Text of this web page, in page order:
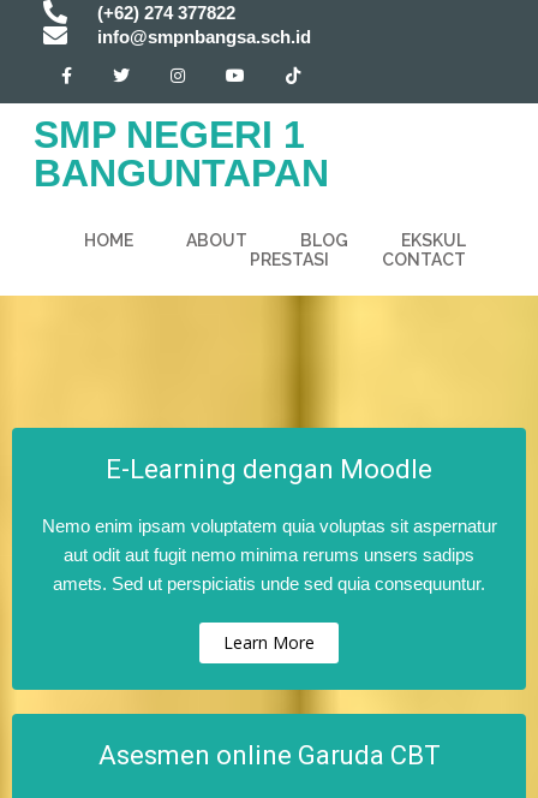
(+62) 274 377822
info@smpnbangsa.sch.id
SMP NEGERI 1
BANGUNTAPAN
HOME ABOUT BLOG
EKSKUL
PRESTASI
CONTACT
E-Learning dengan Moodle
Nemo enim ipsam voluptatem quia voluptas sit aspernatur
aut odit aut fugit nemo minima rerums unsers sadips
amets. Sed ut perspiciatis unde sed quia consequuntur.
Learn More
Asesmen online Garuda CBT